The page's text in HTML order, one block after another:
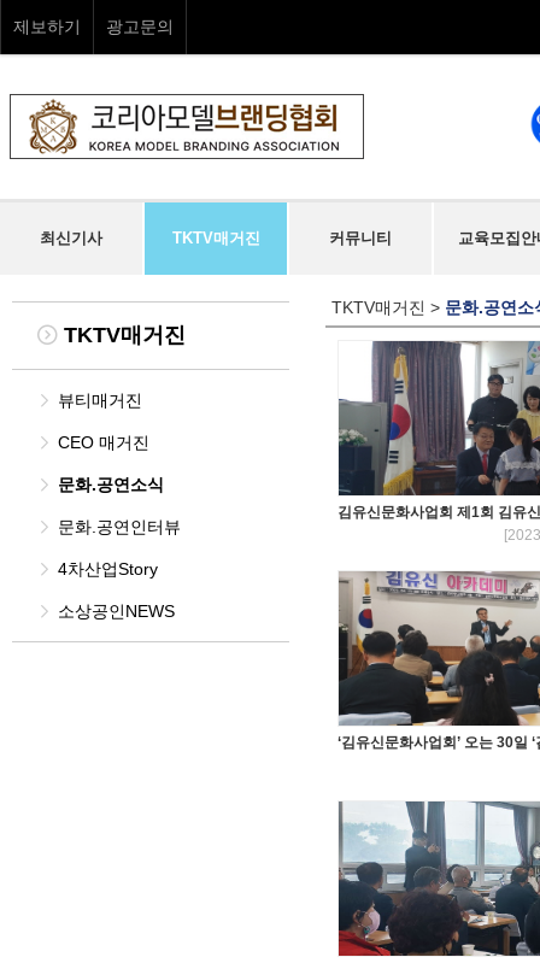
제보하기 광고문의
최신기사 TKTV매거진 커뮤니티 교육모집안
TKTV매거진
뷰티매거진
CEO 매거진
문화.공연소식
문화.공연인터뷰
4차산업Story
소상공인NEWS
TKTV매거진 > 문화.공연소
김유신문화사업회 제1회 김유
‘김유신문화사업회’ 오는 30일